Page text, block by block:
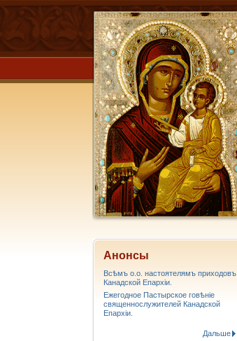
Анонсы
Всѣмъ о.о. настоятелямъ приходовъ
Канадской Епархiи.
Ежегодное Пастырское говѣніе
священнослужителей Канадской
Епархіи.
Дальше